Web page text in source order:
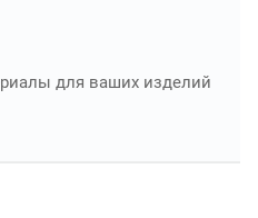
для ваших изделий